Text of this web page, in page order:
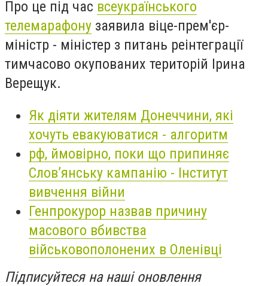
Про це під час всеукраїнського
телемарафону заявила віце-прем'єр-
міністр - міністер з питань реінтеграції
тимчасово окупованих територій Ірина
Верещук.
Як діяти жителям Донеччини, які
хочуть евакуюватися - алгоритм
рф, ймовірно, поки що припиняє
Слов’янську кампанію - Інститут
вивчення війни
Генпрокурор назвав причину
масового вбивства
військовополонених в Оленівці
Підписуйтеся на наші оновлення